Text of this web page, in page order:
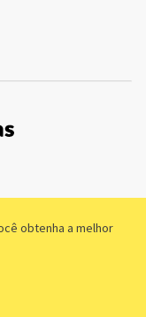
obtenha a melhor
0001-89 - Rua Dr.
SP - Brasil